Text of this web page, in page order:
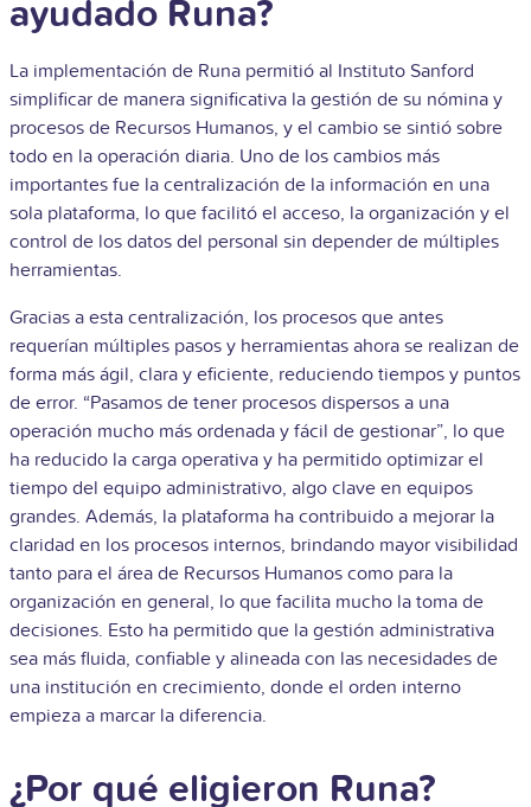
ayudado Runa?
La implementación de Runa permitió al Instituto Sanford
simplificar de manera significativa la gestión de su nómina y
procesos de Recursos Humanos, y el cambio se sintió sobre
todo en la operación diaria. Uno de los cambios más
importantes fue la centralización de la información en una
sola plataforma, lo que facilitó el acceso, la organización y el
control de los datos del personal sin depender de múltiples
herramientas.
Gracias a esta centralización, los procesos que antes
requerían múltiples pasos y herramientas ahora se realizan de
forma más ágil, clara y eficiente, reduciendo tiempos y puntos
de error. “Pasamos de tener procesos dispersos a una
operación mucho más ordenada y fácil de gestionar”, lo que
ha reducido la carga operativa y ha permitido optimizar el
tiempo del equipo administrativo, algo clave en equipos
grandes. Además, la plataforma ha contribuido a mejorar la
claridad en los procesos internos, brindando mayor visibilidad
tanto para el área de Recursos Humanos como para la
organización en general, lo que facilita mucho la toma de
decisiones. Esto ha permitido que la gestión administrativa
sea más fluida, confiable y alineada con las necesidades de
una institución en crecimiento, donde el orden interno
empieza a marcar la diferencia.
¿Por qué eligieron Runa?